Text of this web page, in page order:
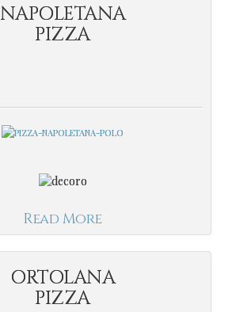
NAPOLETANA
PIZZA
Read More
ORTOLANA
PIZZA